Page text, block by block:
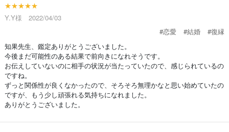
★★★★★
Y.Y様 2022/04/03
#恋愛
#結婚
#復縁
知果先生、鑑定ありがとうございました。
今後まだ可能性のある結果で前向きになれそうです。
お伝えしていないのに相手の状況が当たっていたので、感じられているの
ですね。
ずっと関係性が良くなかったので、そろそろ無理かなと思い始めていたの
ですが、もう少し頑張れる気持ちになれました。
ありがとうございました。